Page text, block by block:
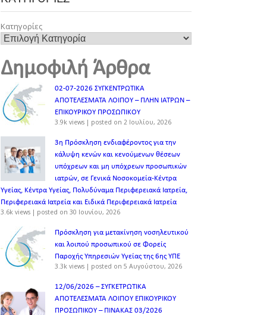
Κατηγορίες
Δημοφιλή Άρθρα
02-07-2026 ΣΥΓΚΕΝΤΡΩΤΙΚΑ
ΑΠΟΤΕΛΕΣΜΑΤΑ ΛΟΙΠΟΥ – ΠΛΗΝ ΙΑΤΡΩΝ –
ΕΠΙΚΟΥΡΙΚΟΥ ΠΡΟΣΩΠΙΚOY
3.9k views | posted on 2 Ιουλίου, 2026
3η Πρόσκληση ενδιαφέροντος για την
κάλυψη κενών και κενούμενων θέσεων
υπόχρεων και μη υπόχρεων προσωπικών
ιατρών, σε Γενικά Νοσοκομεία-Κέντρα
Υγείας, Κέντρα Υγείας, Πολυδύναμα Περιφερειακά Ιατρεία,
Περιφερειακά Ιατρεία και Ειδικά Περιφερειακά Ιατρεία
3.6k views | posted on 30 Ιουνίου, 2026
Πρόσκληση για μετακίνηση νοσηλευτικού
και λοιπού προσωπικού σε Φορείς
Παροχής Υπηρεσιών Υγείας της 6ης ΥΠΕ
3.3k views | posted on 5 Αυγούστου, 2026
12/06/2026 – ΣΥΓΚΕΤΡΩΤΙΚΑ
ΑΠΟΤΕΛΕΣΜΑΤΑ ΛΟΙΠΟΥ ΕΠΙΚΟΥΡΙΚΟΥ
ΠΡΟΣΩΠΙΚΟΥ – ΠΙΝΑΚΑΣ 03/2026